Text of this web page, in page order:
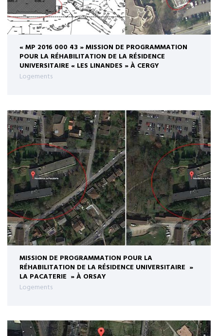
« MP 2016 000 43 » MISSION DE PROGRAMMATION
POUR LA RÉHABILITATION DE LA RÉSIDENCE
UNIVERSITAIRE « LES LINANDES » À CERGY
Logements
MISSION DE PROGRAMMATION POUR LA
RÉHABILITATION DE LA RÉSIDENCE UNIVERSITAIRE »
LA PACATERIE » À ORSAY
Logements